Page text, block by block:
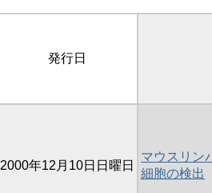
発行日
2000年12月10日日曜日
マウスリン
細胞の検出